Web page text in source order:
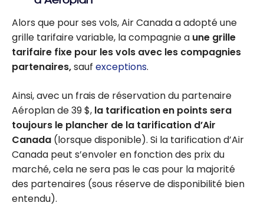
Alors que pour ses vols, Air Canada a adopté une
grille tarifaire variable, la compagnie a une grille
tarifaire fixe pour les vols avec les compagnies
partenaires,sauf exceptions.
Ainsi, avec un frais de réservation du partenaire
Aéroplan de 39 $, la tarification en points sera
toujours le plancher de la tarification d’Air
Canada (lorsque disponible). Si la tarification d’Air
Canada peut s’envoler en fonction des prix du
marché, cela ne sera pas le cas pour la majorité
des partenaires (sous réserve de disponibilité bien
entendu).